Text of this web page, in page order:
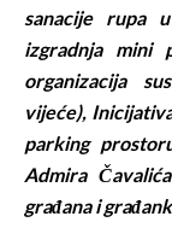
sanacijerupa u
izgradnja mini
organizacija
vijeće),
parking
Admira
građana i